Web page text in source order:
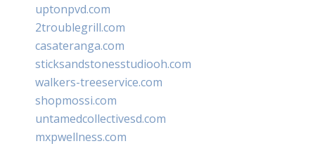
uptonpvd.com
2troublegrill.com
casateranga.com
sticksandstonesstudiooh.com
walkers-treeservice.com
shopmossi.com
untamedcollectivesd.com
mxpwellness.com